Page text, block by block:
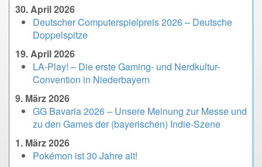
30. April 2026
Deutscher Computerspielpreis 2026 – Deutsche
Doppelspitze
19. April 2026
LA-Play! – Die erste Gaming- und Nerdkultur-
Convention in Niederbayern
9. März 2026
GG Bavaria 2026 – Unsere Meinung zur Messe und
zu den Games der (bayerischen) Indie-Szene
1. März 2026
Pokémon ist 30 Jahre alt!